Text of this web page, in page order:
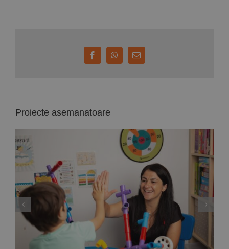
FacebookWhatsApp
E-
Proiecte asemanatoare
Deputata PNL Mara Calista anunță un proiect
de lege care reglementează modul de
exercitare a profesiei de ”analist
comportamental”, adică specialistul care
gestionează terapiile problemelor copiilor cu
autism